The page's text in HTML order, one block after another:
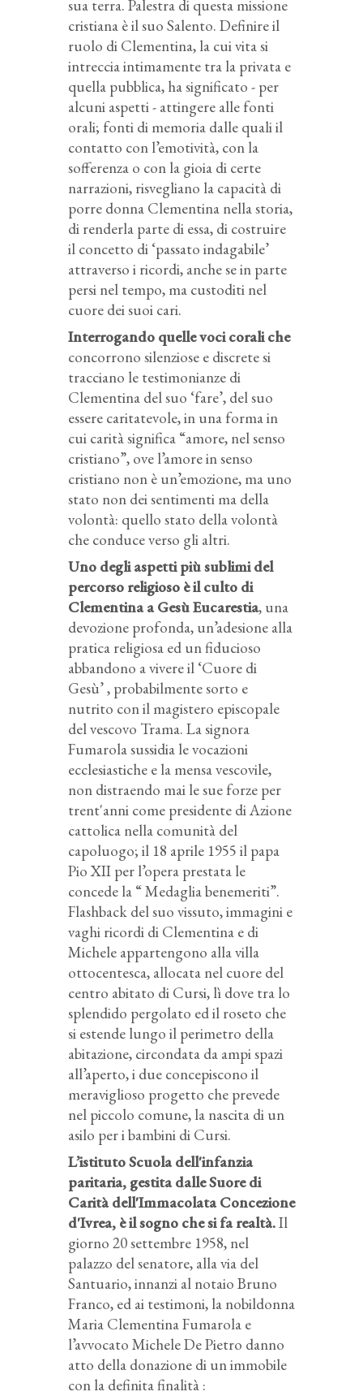
sua terra. Palestra di questa missione
cristiana è il suo Salento. Definire il
ruolo di Clementina, la cui vita si
intreccia intimamente tra la privata e
quella pubblica, ha significato - per
alcuni aspetti - attingere alle fonti
orali; fonti di memoria dalle quali il
contatto con l’emotività, con la
sofferenza o con la gioia di certe
narrazioni, risvegliano la capacità di
porre donna Clementina nella storia,
di renderla parte di essa, di costruire
il concetto di ‘passato indagabile’
attraverso i ricordi, anche se in parte
persi nel tempo, ma custoditi nel
cuore dei suoi cari.
Interrogando quelle voci corali che
concorrono silenziose e discrete si
tracciano le testimonianze di
Clementina del suo ‘fare’, del suo
essere caritatevole, in una forma in
cui carità significa “amore, nel senso
cristiano”, ove l’amore in senso
cristiano non è un’emozione, ma uno
stato non dei sentimenti ma della
volontà: quello stato della volontà
che conduce verso gli altri.
Uno degli aspetti più sublimi del
percorso religioso è il culto di
Clementina a Gesù Eucarestia, una
devozione profonda, un’adesione alla
pratica religiosa ed un fiducioso
abbandono a vivere il ‘Cuore di
Gesù’ , probabilmente sorto e
nutrito con il magistero episcopale
del vescovo Trama. La signora
Fumarola sussidia le vocazioni
ecclesiastiche e la mensa vescovile,
non distraendo mai le sue forze per
trent'anni come presidente di Azione
cattolica nella comunità del
capoluogo; il 18 aprile 1955 il papa
Pio XII per l’opera prestata le
concede la “ Medaglia benemeriti”.
Flashback del suo vissuto, immagini e
vaghi ricordi di Clementina e di
Michele appartengono alla villa
ottocentesca, allocata nel cuore del
centro abitato di Cursi, lì dove tra lo
splendido pergolato ed il roseto che
si estende lungo il perimetro della
abitazione, circondata da ampi spazi
all’aperto, i due concepiscono il
meraviglioso progetto che prevede
nel piccolo comune, la nascita di un
asilo per i bambini di Cursi.
L’istituto Scuola dell'infanzia
paritaria, gestita dalle Suore di
Carità dell'Immacolata Concezione
d'Ivrea, è il sogno che si fa realtà.Il
giorno 20 settembre 1958, nel
palazzo del senatore, alla via del
Santuario, innanzi al notaio Bruno
Franco, ed ai testimoni, la nobildonna
Maria Clementina Fumarola e
l’avvocato Michele De Pietro danno
atto della donazione di un immobile
con la definita finalità :